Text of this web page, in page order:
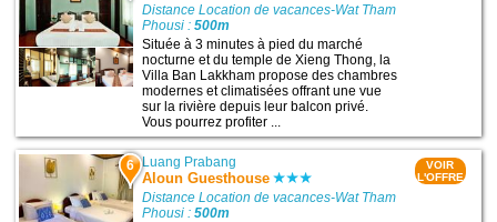
Distance Location de vacances-Wat Tham
Phousi :500m
Située à 3 minutes à pied du marché
nocturne et du temple de Xieng Thong, la
Villa Ban Lakkham propose des chambres
modernes et climatisées offrant une vue
sur la rivière depuis leur balcon privé.
Vous pourrez profiter ...
6 Luang Prabang
Aloun Guesthouse
Distance Location de vacances-Wat Tham
Phousi :500m
VOIR
L'OFFRE